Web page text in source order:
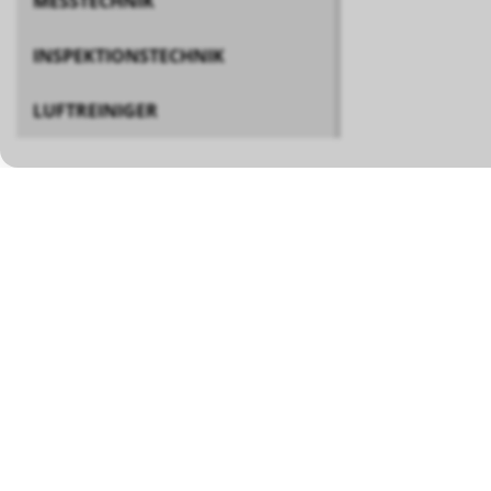
INSPEKTIONSTECHNIK
LUFTREINIGER